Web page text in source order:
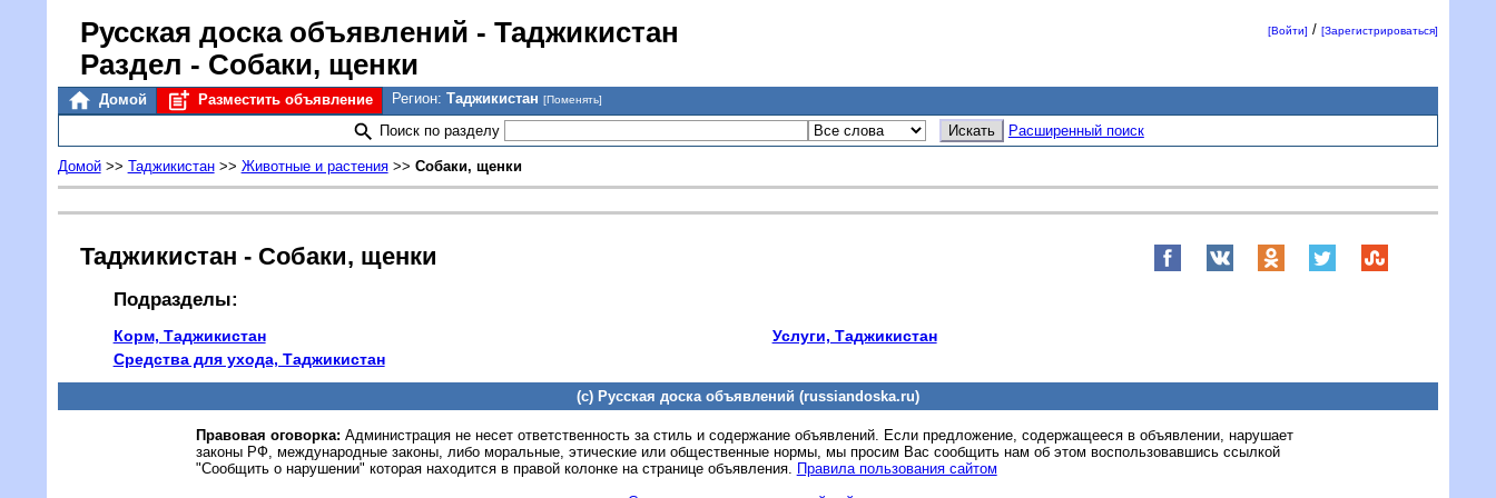
Русская доска объявлений - Таджикистан
Раздел - Собаки, щенки
[Войти] /[Зарегистрироваться]
Домой Разместить объявление Регион: Таджикистан [Поменять]
Поиск по разделу Расширенный поиск
Домой>> Таджикистан>> Животные и растения>> Собаки, щенки
Таджикистан - Собаки, щенки
Подразделы:
Корм, Таджикистан
Средства для ухода, Таджикистан
Услуги, Таджикистан
(c) Русская доска объявлений (russiandoska.ru)
Правовая оговорка: Администрация не несет ответственность за стиль и содержание объявлений. Если предложение, содержащееся в объявлении, нарушает
законы РФ, международные законы, либо моральные, этические или общественные нормы, мы просим Вас сообщить нам об этом воспользовавшись ссылкой
"Сообщить о нарушении" которая находится в правой колонке на странице объявления. Правила пользования сайтом